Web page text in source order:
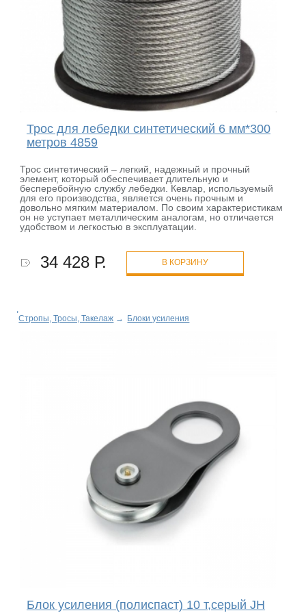
Трос для лебедки синтетический 6 мм*300
метров 4859
Трос синтетический – легкий, надежный и прочный
элемент, который обеспечивает длительную и
бесперебойную службу лебедки. Кевлар, используемый
для его производства, является очень прочным и
довольно мягким материалом. По своим характеристикам
он не уступает металлическим аналогам, но отличается
удобством и легкостью в эксплуатации.
34 428 Р. В КОРЗИНУ
Стропы, Тросы, Такелаж → Блоки усиления
Блок усиления (полиспаст) 10 т,серый JH